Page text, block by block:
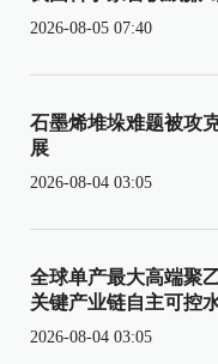
2026-08-05 07:40
石墨烯堆垛难题被攻
展
2026-08-04 03:05
全球单产最大高端聚
关键产业链自主可控
2026-08-04 03:05